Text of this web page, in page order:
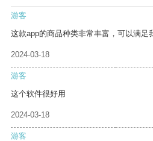
游客
这款app的商品种类非常丰富，可以满足
2024-03-18
游客
这个软件很好用
2024-03-18
游客